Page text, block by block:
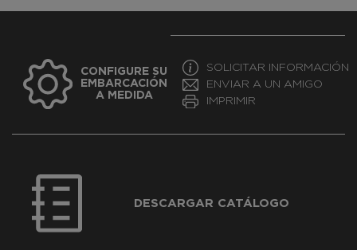
CONFIGURE SU
EMBARCACIÓN
A MEDIDA
SOLICITAR INFORMACIÓN
ENVIAR A UN AMIGO
IMPRIMIR
DESCARGAR CATÁLOGO